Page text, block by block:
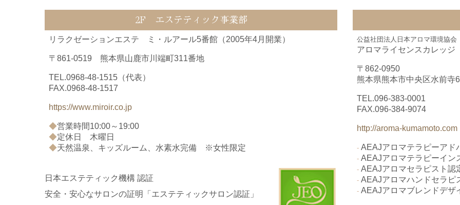
2F エステティック事業部
リラクゼーションエステ ミ・ルアール5番館（2005年4月開業）
〒861-0519 熊本県山鹿市川端町311番地
TEL.0968-48-1515 （代表）
FAX.0968-48-1517
https://www.miroir.co.jp
◆営業時間10:00～19:00
◆定休日 木曜日
◆天然温泉、キッズルーム、水素水完備 ※女性限定
日本エステティック機構 認証
安全・安心なサロンの証明「エステティックサロン認証」
公益社団法人日本アロマ環境協
アロマライセンスカレッ
〒862-0950
熊本県熊本市中央区水前寺
TEL.096-383-0001
FAX.096-384-9074
http://aroma-kumamoto.com
- AEAJアロマテラピーアド
- AEAJアロマテラピーイン
- AEAJアロマセラピスト認
- AEAJアロマハンドセラピ
- AEAJアロマブレンドデザ